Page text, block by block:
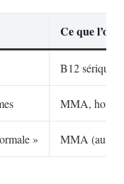
Ce que l’on
B12 sérique,
MMA,
» MMA (au